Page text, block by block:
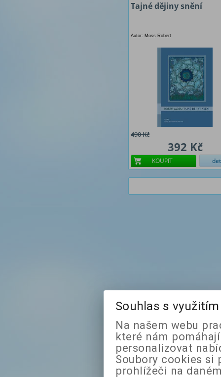
Tajné dějiny snění
Autor: Moss Robert
490 Kč
392 Kč
KOUPIT
Souhlas s
Na našem webu
které nám
personalizovat
Soubory cookies si
prohlížeči na